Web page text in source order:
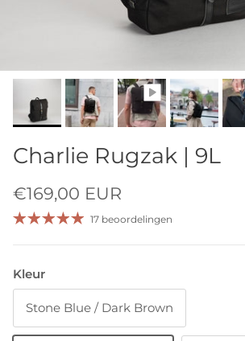
Charlie Rugzak | 9L
€169,00 EUR
17 beoordelingen
Kleur
Stone Blue / Dark Brown